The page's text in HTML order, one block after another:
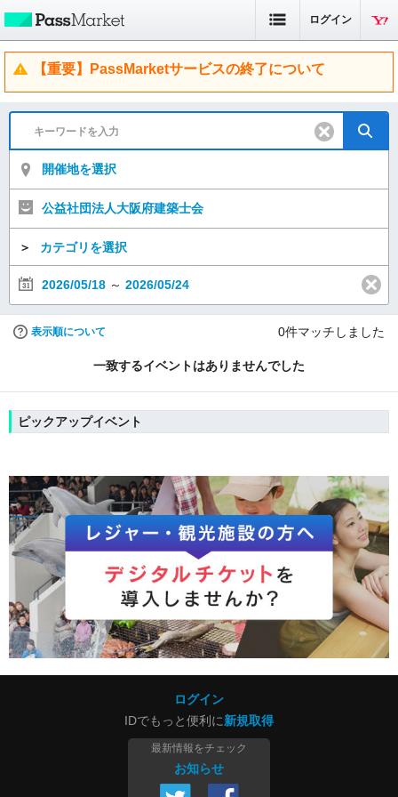
ログイン
【重要】PassMarketサービスの終了について
開催地を選択
公益社団法人大阪府建築士会
＞ カテゴリを選択
2026/05/18 ～ 2026/05/24
表示順について 0件マッチしました
一致するイベントはありませんでした
ピックアップイベント
ログイン
IDでもっと便利に新規取得
最新情報をチェック
お知らせ